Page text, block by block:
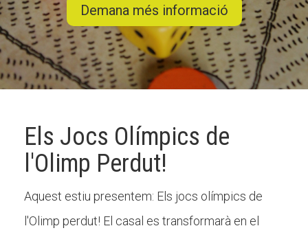
Demana més informació
Els Jocs Olímpics de
l'Olimp Perdut!
Aquest estiu presentem: Els jocs olímpics de
l'Olimp perdut! El casal es transformarà en el
CONEIX FUNDESPLAI
La Fundació
Missió i valors
Els comptes clars
Memòria d'activitats
Proposta educativa